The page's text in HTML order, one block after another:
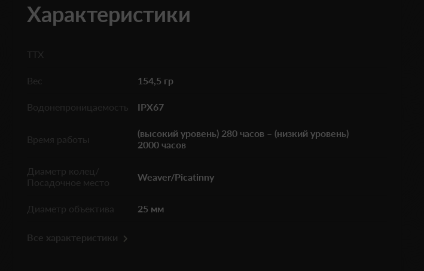
Характеристики
ТТХ
Вес 154,5 гр
Водонепроницаемость IPX67
Время работы
(высокий уровень) 280 часов – (низкий уровень)
2000 часов
Диаметр колец/
Посадочное место
Weaver/Picatinny
Диаметр объектива 25 мм
Все характеристики